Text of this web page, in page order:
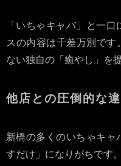
「いちゃキャバ」と一
スの内容は千差万別です
ない独自の「癒やし」を
他店との圧倒的な
新橋の多くのいちゃキャ
すだけ」になりがちです